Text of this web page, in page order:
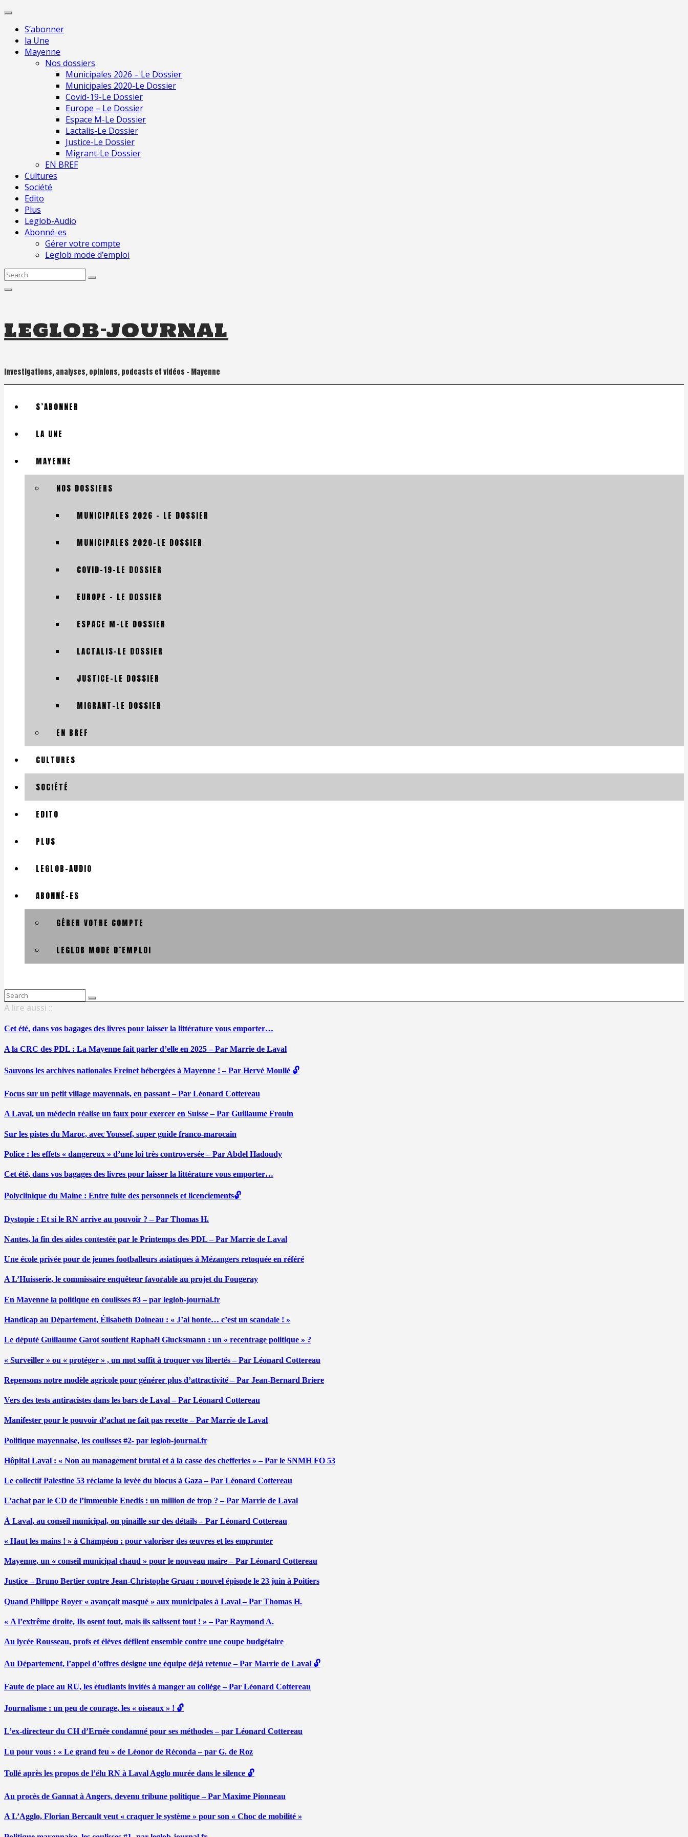
Skip
contentS’abonner
la Une
Mayenne
Nos dossiers
Municipales 2026 – Le Dossier
Municipales 2020-Le Dossier
Covid-19-Le Dossier
Europe – Le Dossier
Espace M-Le Dossier
Lactalis-Le Dossier
Justice-Le Dossier
Migrant-Le Dossier
EN BREF
Cultures
Société
Edito
Plus
Leglob-Audio
Abonné-es
Gérer votre compte
Leglob mode d’emploi
Search
leglob-journal
Investigations, analyses, opinions, podcasts et vidéos – Mayenne
S’ABONNER
LA UNE
MAYENNE
NOS DOSSIERS
MUNICIPALES 2026 – LE DOSSIER
MUNICIPALES 2020-LE DOSSIER
COVID-19-LE DOSSIER
EUROPE – LE DOSSIER
ESPACE M-LE DOSSIER
LACTALIS-LE DOSSIER
JUSTICE-LE DOSSIER
MIGRANT-LE DOSSIER
EN BREF
CULTURES
SOCIÉTÉ
EDITO
PLUS
LEGLOB-AUDIO
ABONNÉ-ES
GÉRER VOTRE COMPTE
LEGLOB MODE D’EMPLOI
Search
for:
A lire aussi ::
Cet été, dans vos bagages des livres pour laisser la littérature vous emporter…
A la CRC des PDL : La Mayenne fait parler d’elle en 2025 – Par Marrie de Laval
Sauvons les archives nationales Freinet hébergées à Mayenne ! – Par Hervé Moullé 🔓
Focus sur un petit village mayennais, en passant – Par Léonard Cottereau
A Laval, un médecin réalise un faux pour exercer en Suisse – Par Guillaume Frouin
Sur les pistes du Maroc, avec Youssef, super guide franco-marocain
Police : les effets « dangereux » d’une loi très controversée – Par Abdel Hadoudy
Cet été, dans vos bagages des livres pour laisser la littérature vous emporter…
Polyclinique du Maine : Entre fuite des personnels et licenciements🔓
Dystopie : Et si le RN arrive au pouvoir ? – Par Thomas H.
Nantes, la fin des aides contestée par le Printemps des PDL – Par Marrie de Laval
Une école privée pour de jeunes footballeurs asiatiques à Mézangers retoquée en référé
A L’Huisserie, le commissaire enquêteur favorable au projet du Fougeray
En Mayenne la politique en coulisses #3 – par leglob-journal.fr
Handicap au Département, Élisabeth Doineau : « J’ai honte… c’est un scandale ! »
Le député Guillaume Garot soutient Raphaël Glucksmann : un « recentrage politique » ?
« Surveiller » ou « protéger » , un mot suffit à troquer vos libertés – Par Léonard Cottereau
Repensons notre modèle agricole pour générer plus d’attractivité – Par Jean-Bernard Briere
Vers des tests antiracistes dans les bars de Laval – Par Léonard Cottereau
Manifester pour le pouvoir d’achat ne fait pas recette – Par Marrie de Laval
Politique mayennaise, les coulisses #2- par leglob-journal.fr
Hôpital Laval : « Non au management brutal et à la casse des chefferies » – Par le SNMH FO 53
Le collectif Palestine 53 réclame la levée du blocus à Gaza – Par Léonard Cottereau
L’achat par le CD de l’immeuble Enedis : un million de trop ? – Par Marrie de Laval
À Laval, au conseil municipal, on pinaille sur des détails – Par Léonard Cottereau
« Haut les mains ! » à Champéon : pour valoriser des œuvres et les emprunter
Mayenne, un « conseil municipal chaud » pour le nouveau maire – Par Léonard Cottereau
Justice – Bruno Bertier contre Jean-Christophe Gruau : nouvel épisode le 23 juin à Poitiers
Quand Philippe Royer « avançait masqué » aux municipales à Laval – Par Thomas H.
« A l’extrême droite, Ils osent tout, mais ils salissent tout ! » – Par Raymond A.
Au lycée Rousseau, profs et élèves défilent ensemble contre une coupe budgétaire
Au Département, l’appel d’offres désigne une équipe déjà retenue – Par Marrie de Laval 🔓
Faute de place au RU, les étudiants invités à manger au collège – Par Léonard Cottereau
Journalisme : un peu de courage, les « oiseaux » ! 🔓
L’ex-directeur du CH d’Ernée condamné pour ses méthodes – par Léonard Cottereau
Lu pour vous : « Le grand feu » de Léonor de Réconda – par G. de Roz
Tollé après les propos de l’élu RN à Laval Agglo murée dans le silence 🔓
Au procès de Gannat à Angers, devenu tribune politique – Par Maxime Pionneau
A L’Agglo, Florian Bercault veut « craquer le système » pour son « Choc de mobilité »